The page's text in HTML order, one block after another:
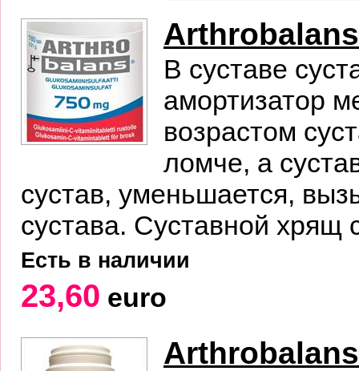
В суставе
амортизатор
возрастом
ломче, а
сустав, уменьшается,
сустава. Суставной хрящ
Есть в наличии
23,60 euro